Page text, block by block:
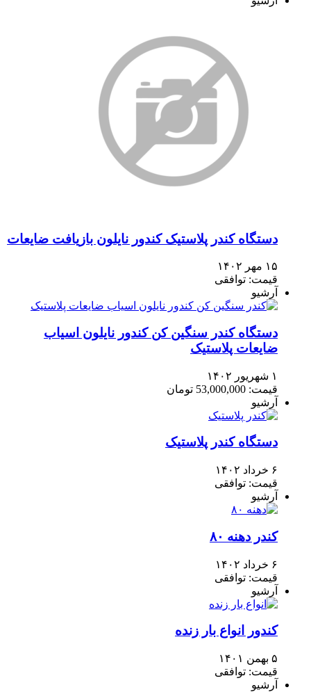
دستگاه کندر پلاستیک کندور نایلون بازیافت ضایعات
۱۵ مهر ۱۴۰۲
قیمت: توافقی
آرشیو
دستگاه کندر سنگین کن کندور نایلون اسیاب
ضایعات پلاستیک
۱ شهریور ۱۴۰۲
قیمت: 53,000,000 تومان
آرشیو
دستگاه کندر پلاستیک
۶ خرداد ۱۴۰۲
قیمت: توافقی
آرشیو
کندر دهنه ۸۰
۶ خرداد ۱۴۰۲
قیمت: توافقی
آرشیو
کندور انواع بار زنده
۵ بهمن ۱۴۰۱
قیمت: توافقی
آرشیو